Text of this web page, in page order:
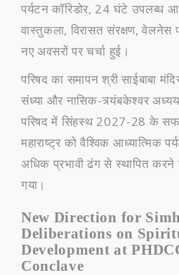
पर्यटन कॉरिडोर, 24 घंटे उपलब्ध
वास्तुकला, विरासत संरक्षण,
नए अवसरों पर चर्चा हुई।
​परिषद का समापन श्री साईबाबा
संध्या और नासिक-त्र्यंबकेश्वर
परिषद में सिंहस्थ 2027-28 के
महाराष्ट्र को वैश्विक आध्यात्मिक
अधिक प्रभावी ढंग से स्थापित
गया।
New Direction for
Deliberations on
Development at
Conclave